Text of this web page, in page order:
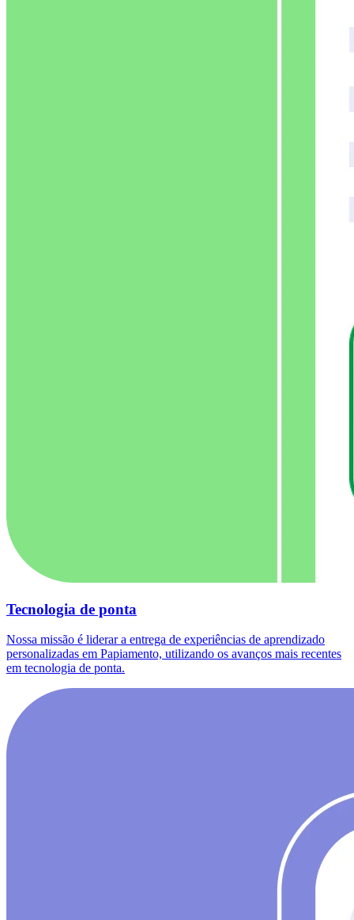
Tecnologia de ponta
Nossa missão é liderar a entrega de experiências de aprendizado
personalizadas em Papiamento, utilizando os avanços mais recentes
em tecnologia de ponta.